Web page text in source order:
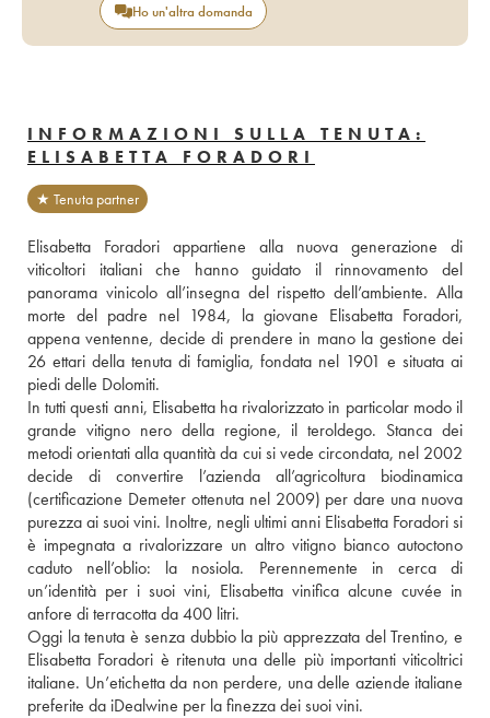
Ho un'altra domanda
INFORMAZIONI SULLA TENUTA:
ELISABETTA FORADORI
★ Tenuta partner
Elisabetta Foradori appartiene alla nuova generazione di
viticoltori italiani che hanno guidato il rinnovamento del
panorama vinicolo all’insegna del rispetto dell’ambiente. Alla
morte del padre nel 1984, la giovane Elisabetta Foradori,
appena ventenne, decide di prendere in mano la gestione dei
26 ettari della tenuta di famiglia, fondata nel 1901 e situata ai
piedi delle Dolomiti.
In tutti questi anni, Elisabetta ha rivalorizzato in particolar modo il
grande vitigno nero della regione, il teroldego. Stanca dei
metodi orientati alla quantità da cui si vede circondata, nel 2002
decide di convertire l’azienda all’agricoltura biodinamica
(certificazione Demeter ottenuta nel 2009) per dare una nuova
purezza ai suoi vini. Inoltre, negli ultimi anni Elisabetta Foradori si
è impegnata a rivalorizzare un altro vitigno bianco autoctono
caduto nell’oblio: la nosiola. Perennemente in cerca di
un’identità per i suoi vini, Elisabetta vinifica alcune cuvée in
anfore di terracotta da 400 litri.
Oggi la tenuta è senza dubbio la più apprezzata del Trentino, e
Elisabetta Foradori è ritenuta una delle più importanti viticoltrici
italiane. Un’etichetta da non perdere, una delle aziende italiane
preferite da iDealwine per la finezza dei suoi vini.